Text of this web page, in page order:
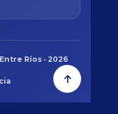
Entre Ríos · 2026